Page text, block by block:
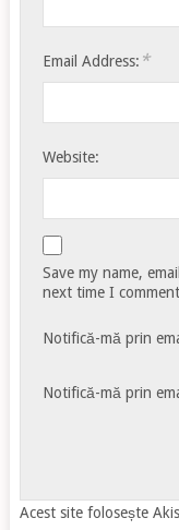
Email Address: *
Website:
Save my name,
next time I
Notifică-mă prin
Notifică-mă prin
Acest site folosește